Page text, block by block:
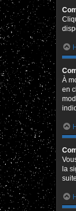
À
en
la